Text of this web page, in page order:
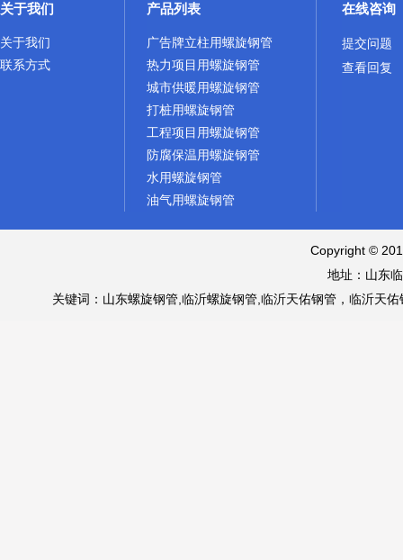
关于我们
关于我们
联系方式
产品列表
广告牌立柱用螺旋钢管
热力项目用螺旋钢管
城市供暖用螺旋钢管
打桩用螺旋钢管
工程项目用螺旋钢管
防腐保温用螺旋钢管
水用螺旋钢管
油气用螺旋钢管
在线咨询
提交问题
查看回复
Copyright ©
地址：山东
关键词：山东螺旋钢管,临沂螺旋钢管,临沂天佑钢管，临沂天